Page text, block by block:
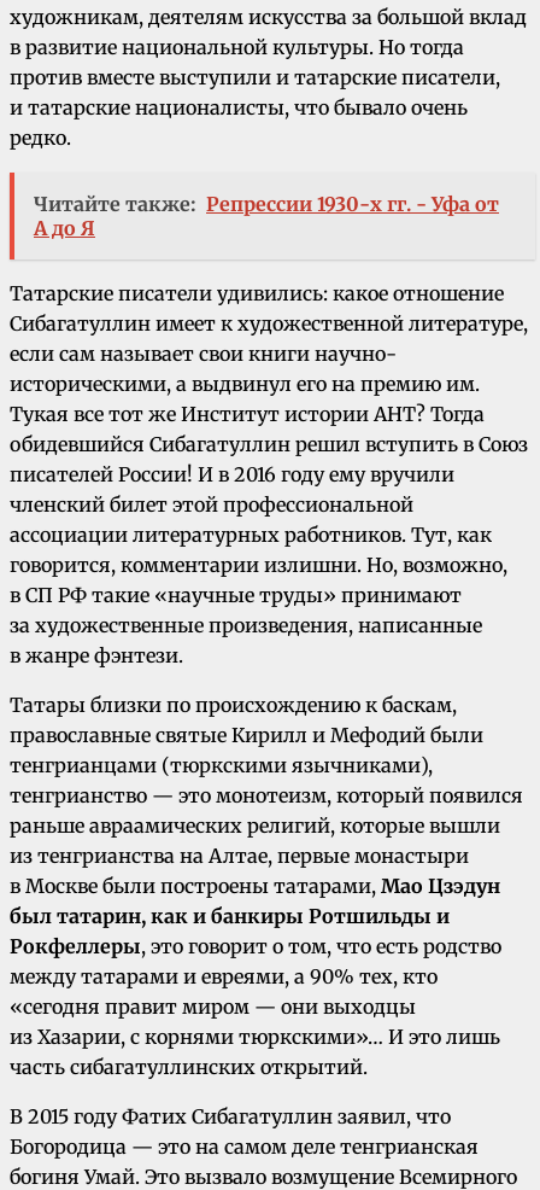
художникам, деятелям искусства за большой вклад
в развитие национальной культуры. Но тогда
против вместе выступили и татарские писатели,
и татарские националисты, что бывало очень
редко.
Читайте также: Репрессии 1930-х гг. - Уфа от
А до Я
Татарские писатели удивились: какое отношение
Сибагатуллин имеет к художественной литературе,
если сам называет свои книги научно-
историческими, а выдвинул его на премию им.
Тукая все тот же Институт истории АНТ? Тогда
обидевшийся Сибагатуллин решил вступить в Союз
писателей России! И в 2016 году ему вручили
членский билет этой профессиональной
ассоциации литературных работников. Тут, как
говорится, комментарии излишни. Но, возможно,
в СП РФ такие «научные труды» принимают
за художественные произведения, написанные
в жанре фэнтези.
Татары близки по происхождению к баскам,
православные святые Кирилл и Мефодий были
тенгрианцами (тюркскими язычниками),
тенгрианство — это монотеизм, который появился
раньше авраамических религий, которые вышли
из тенгрианства на Алтае, первые монастыри
в Москве были построены татарами, Мао Цзэдун
был татарин, как и банкиры Ротшильды и
Рокфеллеры, это говорит о том, что есть родство
между татарами и евреями, а 90% тех, кто
«сегодня правит миром — они выходцы
из Хазарии, с корнями тюркскими»… И это лишь
часть сибагатуллинских открытий.
В 2015 году Фатих Сибагатуллин заявил, что
Богородица — это на самом деле тенгрианская
богиня Умай. Это вызвало возмущение Всемирного